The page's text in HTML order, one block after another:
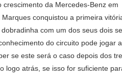
da Mercedes-Benz em
conquistou a primeira
com um dos seus dois
do circuito pode jogar
se este será o caso depois dos
logo atrás, se isso for suficiente